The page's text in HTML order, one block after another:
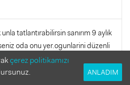
tatlantırabilirsin sanırım 9 aylık
oda onu yer.ogunlarini düzenli
zamandan önce birşey
istedigin yemegi verebilirsin
çerez politikamızı
ANLADIM